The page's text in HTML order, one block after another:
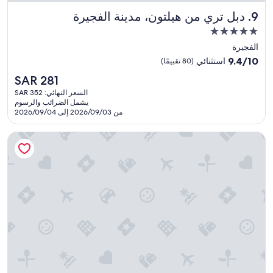
e
d
9. دبل تري من هيلتون، مدينة الفجيرة
دبل تري من هيلتون، مدينة الفجيرة
مكان
إقامة
مصنف
الفجيرة
9.4
9.4/10 استثنائي (80 تقييمًا)
السعر
الحالي
هو
SAR
281
SAR 281
السعر النهائي: SAR 352
يشمل الضرائب والرسوم
من 2026/09/03 إلى 2026/09/04
جاز ميرامار العقة